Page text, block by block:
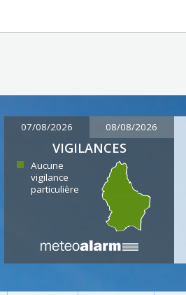
07/08/2026 08/08/2026
VIGILANCES
Aucune
vigilance
particulière